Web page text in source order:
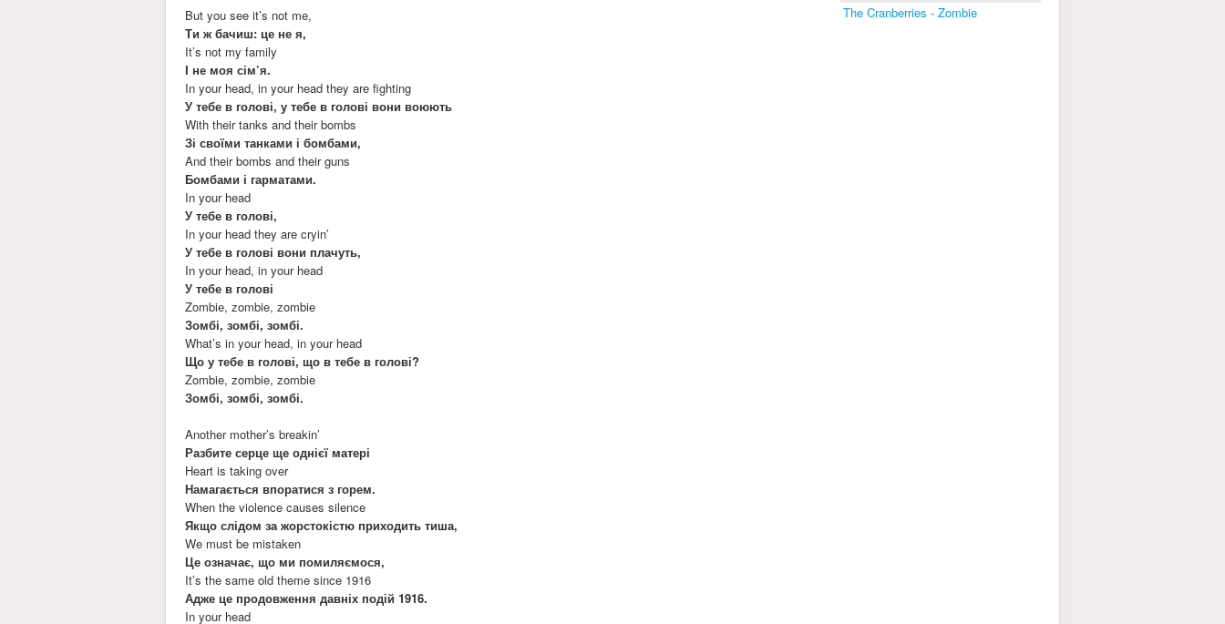
But you see it’s not me,
Ти ж бачиш: це не я,
It’s not my family
І не моя сім’я.
In your head, in your head they are fighting
У тебе в голові, у тебе в голові вони воюють
With their tanks and their bombs
Зі своїми танками і бомбами,
And their bombs and their guns
Бомбами і гарматами.
In your head
У тебе в голові,
In your head they are cryin’
У тебе в голові вони плачуть,
In your head, in your head
У тебе в голові
Zombie, zombie, zombie
Зомбі, зомбі, зомбі.
What’s in your head, in your head
Що у тебе в голові, що в тебе в голові?
Zombie, zombie, zombie
Зомбі, зомбі, зомбі.
Another mother’s breakin’
Разбите серце ще однієї матері
Heart is taking over
Намагається впоратися з горем.
When the violence causes silence
Якщо слідом за жорстокістю приходить тиша,
We must be mistaken
Це означає, що ми помиляємося,
It’s the same old theme since 1916
Адже це продовження давніх подій 1916.
In your head
The Cranberries - Zombie